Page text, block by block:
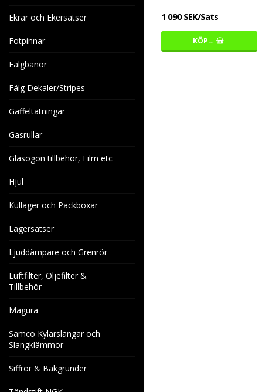
Ekrar och Ekersatser
Fotpinnar
Fälgbanor
Fälg Dekaler/Stripes
Gaffeltätningar
Gasrullar
Glasögon tillbehör, Film etc
Hjul
Kullager och Packboxar
Lagersatser
Ljuddämpare och Grenrör
Luftfilter, Oljefilter &
Tillbehör
Magura
Samco Kylarslangar och
Slangklämmor
Siffror & Bakgrunder
1 090 SEK/Sats
KÖP…